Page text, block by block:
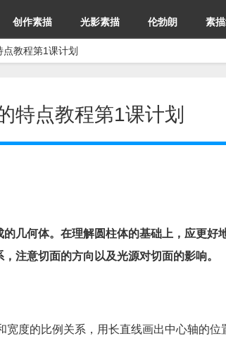
创作素描 光影素描 伦勃朗 素
教程第1课计划
特点教程第1课计划
几何体。在理解圆柱体的基础上，应更好
注意切面的方向以及光源对切面的影响。
度的比例关系，用长直线画出中心轴的位